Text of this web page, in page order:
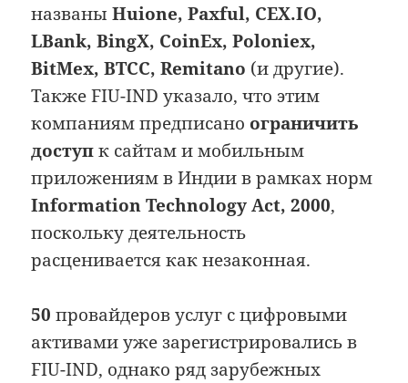
названыHuione, Paxful, CEX.IO,
LBank, BingX, CoinEx, Poloniex,
BitMex, BTCC, Remitano (и другие).
Также FIU-IND указало, что этим
компаниям предписано ограничить
доступк сайтам и мобильным
приложениям в Индии в рамках норм
Information Technology Act, 2000,
поскольку деятельность
расценивается как незаконная.
50 провайдеров услуг с цифровыми
активами уже зарегистрировались в
FIU-IND, однако ряд зарубежных